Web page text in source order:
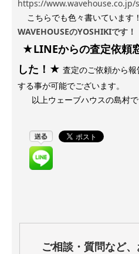
こちらでも色々書いています
WAVEHOUSEのYOSHIKIです！
★LINEからの査定依頼
した！★ 査定のご依頼から
する事が可能でございます。
以上ウェーブハウスの島村
ご相談・質問など